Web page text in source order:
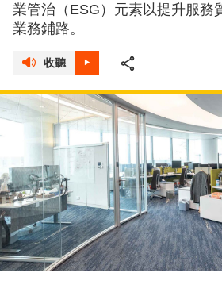
業管治（ESG）元素以提升服務
業務鋪路。
收聽